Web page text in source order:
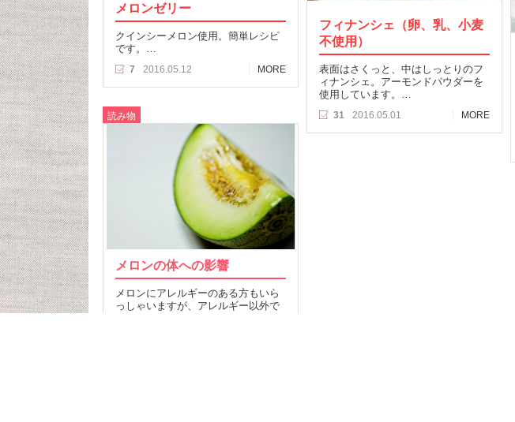
メロンゼリー
クインシーメロン使用。簡単レシピ
です。…
7 2016.05.12 MORE
フィナンシェ（卵、乳、小麦
不使用）
表面はさくっと、中はしっとりのフ
ィナンシェ。アーモンドパウダーを
使用しています。…
31 2016.05.01 MORE
読み物
メロンの体への影響
メロンにアレルギーのある方もいら
っしゃいますが、アレルギー以外で